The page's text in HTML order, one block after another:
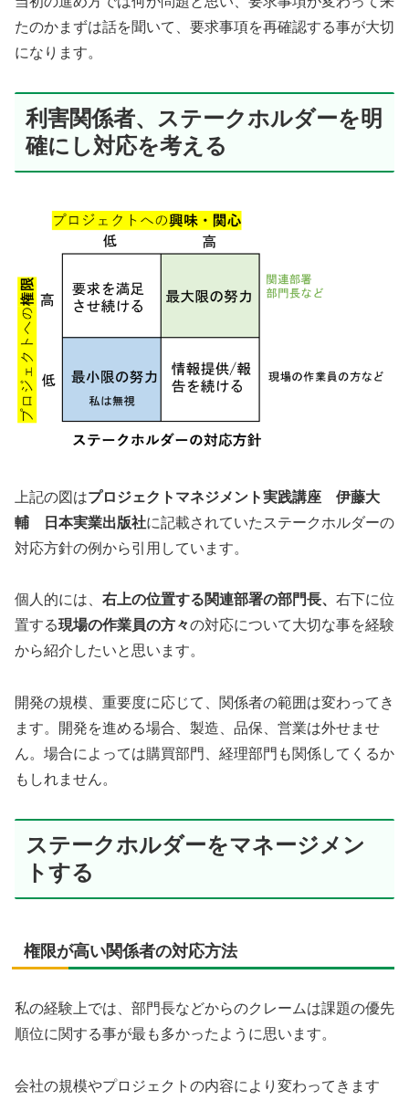
たのかまずは話を聞いて、要求事項を再確認する事が大切
になります。
利害関係者、ステークホルダーを明
確にし対応を考える
上記の図はプロジェクトマネジメント実践講座 伊藤大
輔 日本実業出版社に記載されていたステークホルダーの
対応方針の例から引用しています。
個人的には、 右上の位置する関連部署の部門長、 右下に位
置する現場の作業員の方々の対応について大切な事を経験
から紹介したいと思います。
開発の規模、重要度に応じて、関係者の範囲は変わってき
ます。開発を進める場合、製造、品保、営業は外せませ
ん。場合によっては購買部門、経理部門も関係してくるか
もしれません。
ステークホルダーをマネージメン
トする
権限が高い関係者の対応方法
私の経験上では、部門長などからのクレームは課題の優先
順位に関する事が最も多かったように思います。
会社の規模やプロジェクトの内容により変わってきます